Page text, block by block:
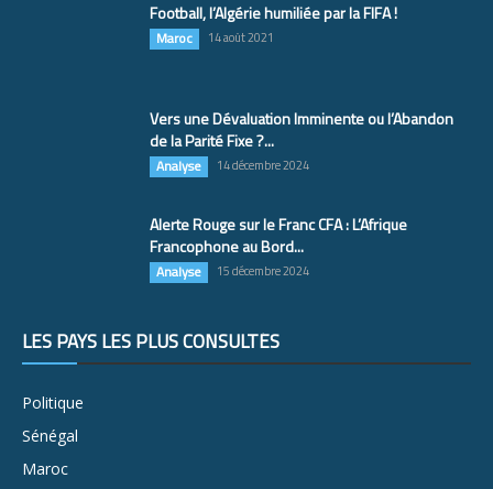
Football, l’Algérie humiliée par la FIFA !
Maroc 14 août 2021
Vers une Dévaluation Imminente ou l’Abandon
de la Parité Fixe ?...
Analyse 14 décembre 2024
Alerte Rouge sur le Franc CFA : L’Afrique
Francophone au Bord...
Analyse 15 décembre 2024
LES PAYS LES PLUS CONSULTÉS
Politique
Sénégal
Maroc